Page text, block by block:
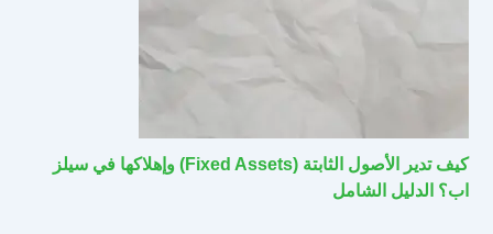
كيف تدير الأصول الثابتة (Fixed Assets) وإهلاكها في سيلز
اب؟ الدليل الشامل